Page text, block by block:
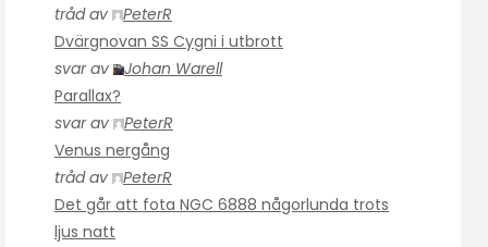
tråd av
PeterR
Dvärgnovan SS Cygni i utbrott
svar av
Johan Warell
Parallax?
svar av
PeterR
Venus nergång
tråd av
PeterR
Det går att fota NGC 6888 någorlunda trots
ljus natt